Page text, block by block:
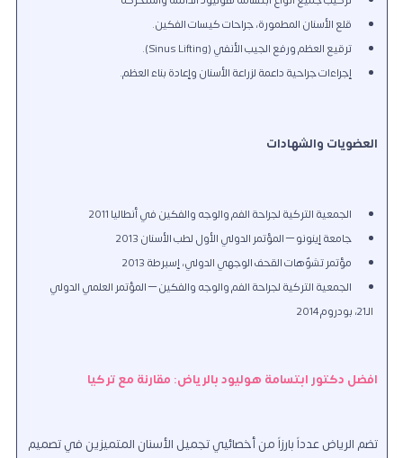
قلع الأسنان المطمورة، جراحات كيسات الفكين.
ترقيع العظم ورفع الجيب الأنفي (Sinus Lifting).
إجراءات جراحية داعمة لزراعة الأسنان وإعادة بناء العظم.
العضويات والشهادات
الجمعية التركية لجراحة الفم والوجه والفكين في أنطاليا 2011
جامعة إينونو – المؤتمر الدولي الأول لطب الأسنان 2013
مؤتمر تشوّهات القحف الوجهي الدولي، إسبرطة 2013
الجمعية التركية لجراحة الفم والوجه والفكين – المؤتمر العلمي الدولي
الـ21، بودروم 2014
افضل دكتور ابتسامة هوليود بالرياض: مقارنة مع تركيا
تضم الرياض عدداً بارزاً من أخصائيي تجميل الأسنان المتميزين في تصميم